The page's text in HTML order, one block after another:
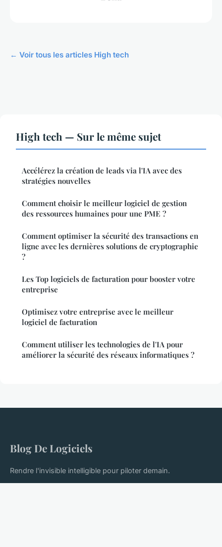
← Voir tous les articles High tech
High tech — Sur le même sujet
Accélérez la création de leads via l'IA avec des
stratégies nouvelles
Comment choisir le meilleur logiciel de gestion
des ressources humaines pour une PME ?
Comment optimiser la sécurité des transactions en
ligne avec les dernières solutions de cryptographie
?
Les Top logiciels de facturation pour booster votre
entreprise
Optimisez votre entreprise avec le meilleur
logiciel de facturation
Comment utiliser les technologies de l'IA pour
améliorer la sécurité des réseaux informatiques ?
Blog De Logiciels
Rendre l'invisible intelligible pour piloter demain.